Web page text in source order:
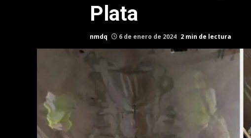
Plata
nmdq 6 de enero de 2024 2 min de lectura